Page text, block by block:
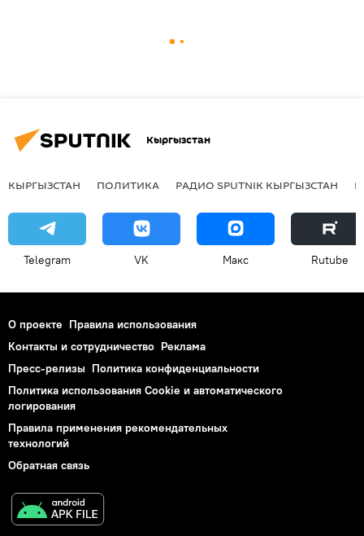
Кыргызстан
КЫРГЫЗСТАН ПОЛИТИКА РАДИО SPUTNIK КЫРГЫЗСТАН
Telegram VK Макс Rutube
О проекте Правила использования
Контакты и сотрудничество Реклама
Пресс-релизы Политика конфиденциальности
Политика использования Cookie и автоматического
логирования
Правила применения рекомендательных
технологий
Обратная связь